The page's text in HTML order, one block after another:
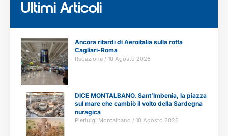
Ultimi Articoli
Ancora ritardi di Aeroitalia sulla rotta
Cagliari-Roma
Redazione 10 Agosto 2026
DICE MONTALBANO. Sant’Imbenia, la piazza
sul mare che cambiò il volto della Sardegna
nuragica
Pierluigi Montalbano 10 Agosto 2026